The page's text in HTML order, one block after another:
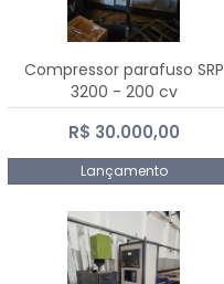
Compressor parafuso SRP
3200 - 200 cv
R$ 30.000,00
Lançamento